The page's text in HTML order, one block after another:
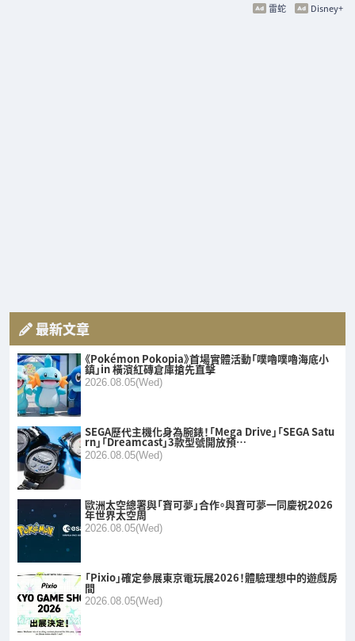
Disney+
雷蛇
最新文章
《Pokémon Pokopia》首場實體活動「噗嚕噗嚕海底小
鎮」in 橫濱紅磚倉庫搶先直擊
2026.08.05(Wed)
SEGA歷代主機化身為腕錶！「Mega Drive」「SEGA Satu
rn」「Dreamcast」3款型號開放預…
2026.08.05(Wed)
歐洲太空總署與「寶可夢」合作。與寶可夢一同慶祝2026
年世界太空周
2026.08.05(Wed)
「Pixio」確定參展東京電玩展2026！體驗理想中的遊戲房
間
2026.08.05(Wed)